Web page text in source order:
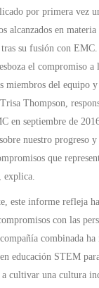
por primera vez
alcanzados en
su fusión con
el compromiso
miembros del equipo
Thompson,
en septiembre de
nuestro progreso
que
explica.
este informe refleja
con las
combinada ha
educación STEM
a cultivar una cultura